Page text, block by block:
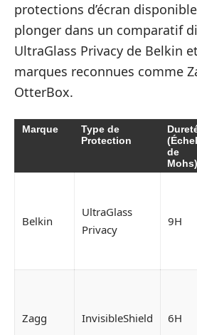
protections d’écran
plonger dans un comparatif
UltraGlass Privacy de Belkin
marques reconnues comme
OtterBox.
Marque
Type de
Protection
de
Mohs)
Belkin
UltraGlass
Privacy
9H
Zagg InvisibleShield 6H